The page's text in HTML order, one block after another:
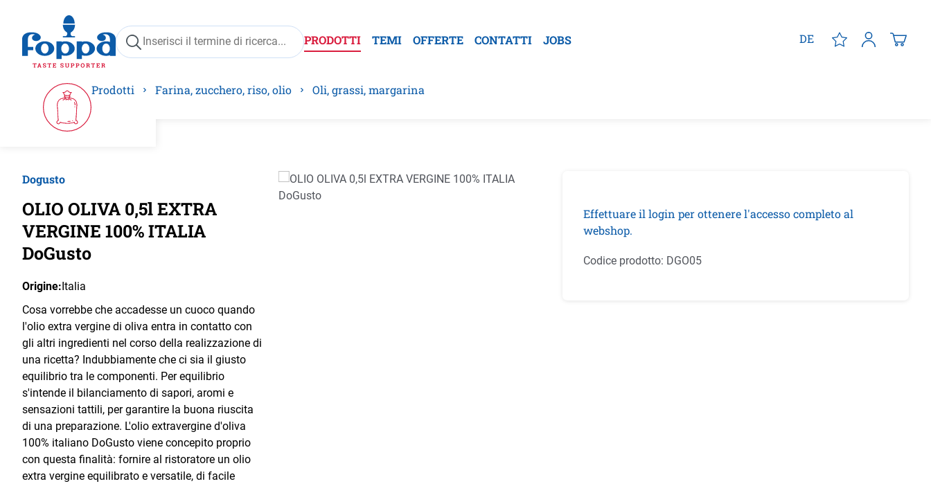
Passa alla navigazione principale
PRODOTTI TEMI OFFERTE CONTATTI JOBS DE
Prodotti Farina, zucchero, riso, olio Oli, grassi, margarina
Dogusto
OLIO OLIVA 0,5l EXTRA
VERGINE 100% ITALIA
DoGusto
Origine:Italia
Cosa vorrebbe che accadesse un cuoco quando
l'olio extra vergine di oliva entra in contatto con
gli altri ingredienti nel corso della realizzazione di
una ricetta? Indubbiamente che ci sia il giusto
equilibrio tra le componenti. Per equilibrio
s'intende il bilanciamento di sapori, aromi e
sensazioni tattili, per garantire la buona riuscita
di una preparazione. L'olio extravergine d'oliva
100% italiano DoGusto viene concepito proprio
con questa finalità: fornire al ristoratore un olio
extra vergine equilibrato e versatile, di facile
Salta la galleria di immagini
Effettuare il login per ottenere l'accesso completo al
webshop.
Codice prodotto: DGO05